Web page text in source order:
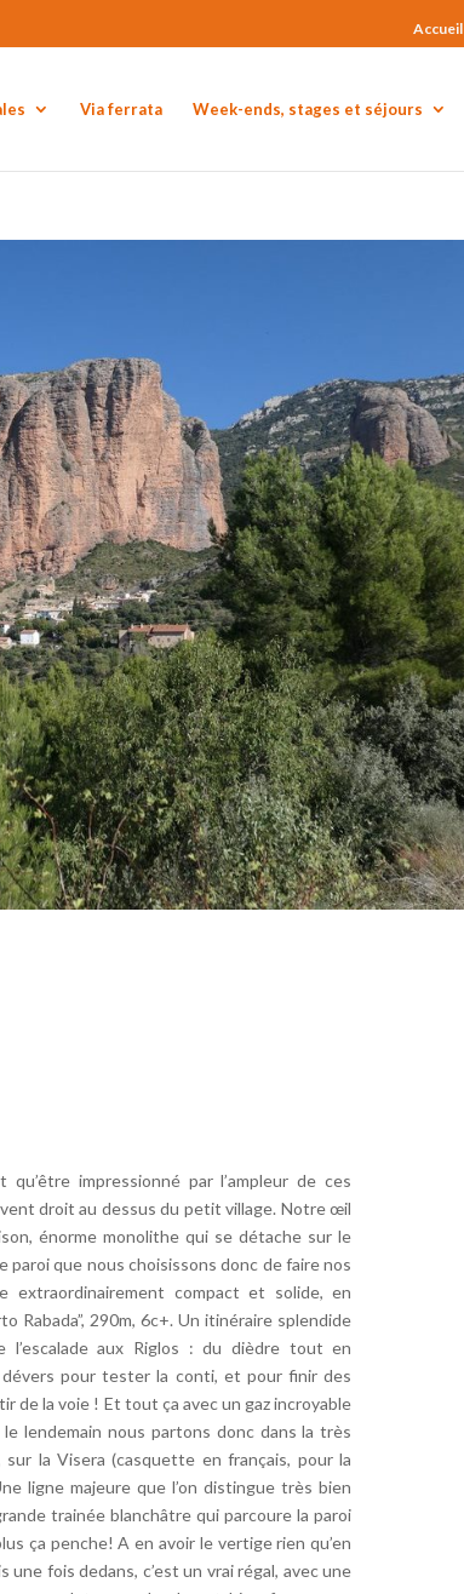
Accueil
Via ferrata Week-ends, stages et séjours
impressionné par l’ampleur de ces
droit au dessus du petit village. Notre œil
énorme monolithe qui se détache sur le
paroi que nous choisissons donc de faire nos
extraordinairement compact et solide, en
Rabada”, 290m, 6c+. Un itinéraire splendide
aux Riglos : du dièdre tout en
pour tester la conti, et pour finir des
de la voie ! Et tout ça avec un gaz incroyable
lendemain nous partons donc dans la très
sur la Visera (casquette en français, pour la
ligne majeure que l’on distingue très bien
trainée blanchâtre qui parcoure la paroi
ça penche! A en avoir le vertige rien qu’en
une fois dedans, c’est un vrai régal, avec une